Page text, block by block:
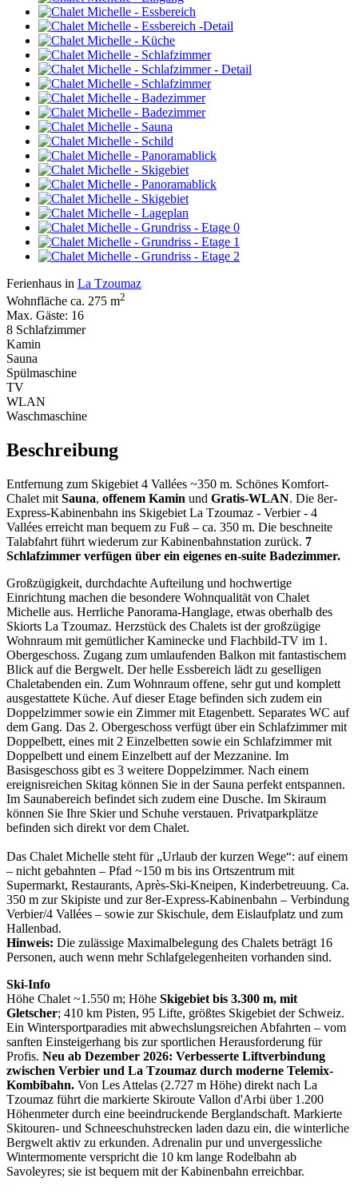
Ferienhaus in La Tzoumaz
Wohnfläche ca. 275 m2
Max. Gäste: 16
8 Schlafzimmer
Kamin
Sauna
Spülmaschine
TV
WLAN
Waschmaschine
Beschreibung
Entfernung zum Skigebiet 4 Vallées ~350 m. Schönes Komfort-
Chalet mit Sauna, offenem Kamin und Gratis-WLAN. Die 8er-
Express-Kabinenbahn ins Skigebiet La Tzoumaz - Verbier - 4
Vallées erreicht man bequem zu Fuß – ca. 350 m. Die beschneite
Talabfahrt führt wiederum zur Kabinenbahnstation zurück. 7
Schlafzimmer verfügen über ein eigenes en-suite Badezimmer.
Großzügigkeit, durchdachte Aufteilung und hochwertige
Einrichtung machen die besondere Wohnqualität von Chalet
Michelle aus. Herrliche Panorama-Hanglage, etwas oberhalb des
Skiorts La Tzoumaz. Herzstück des Chalets ist der großzügige
Wohnraum mit gemütlicher Kaminecke und Flachbild-TV im 1.
Obergeschoss. Zugang zum umlaufenden Balkon mit fantastischem
Blick auf die Bergwelt. Der helle Essbereich lädt zu geselligen
Chaletabenden ein. Zum Wohnraum offene, sehr gut und komplett
ausgestattete Küche. Auf dieser Etage befinden sich zudem ein
Doppelzimmer sowie ein Zimmer mit Etagenbett. Separates WC auf
dem Gang. Das 2. Obergeschoss verfügt über ein Schlafzimmer mit
Doppelbett, eines mit 2 Einzelbetten sowie ein Schlafzimmer mit
Doppelbett und einem Einzelbett auf der Mezzanine. Im
Basisgeschoss gibt es 3 weitere Doppelzimmer. Nach einem
ereignisreichen Skitag können Sie in der Sauna perfekt entspannen.
Im Saunabereich befindet sich zudem eine Dusche. Im Skiraum
können Sie Ihre Skier und Schuhe verstauen. Privatparkplätze
befinden sich direkt vor dem Chalet.
Das Chalet Michelle steht für „Urlaub der kurzen Wege“: auf einem
– nicht gebahnten – Pfad ~150 m bis ins Ortszentrum mit
Supermarkt, Restaurants, Après-Ski-Kneipen, Kinderbetreuung. Ca.
350 m zur Skipiste und zur 8er-Express-Kabinenbahn – Verbindung
Verbier/4 Vallées – sowie zur Skischule, dem Eislaufplatz und zum
Hallenbad.
Hinweis: Die zulässige Maximalbelegung des Chalets beträgt 16
Personen, auch wenn mehr Schlafgelegenheiten vorhanden sind.
Ski-Info
Höhe Chalet ~1.550 m; Höhe Skigebiet bis 3.300 m, mit
Gletscher; 410 km Pisten, 95 Lifte, größtes Skigebiet der Schweiz.
Ein Wintersportparadies mit abwechslungsreichen Abfahrten – vom
sanften Einsteigerhang bis zur sportlichen Herausforderung für
Profis. Neu ab Dezember 2026: Verbesserte Liftverbindung
zwischen Verbier und La Tzoumaz durch moderne Telemix-
Kombibahn. Von Les Attelas (2.727 m Höhe) direkt nach La
Tzoumaz führt die markierte Skiroute Vallon d'Arbi über 1.200
Höhenmeter durch eine beeindruckende Berglandschaft. Markierte
Skitouren- und Schneeschuhstrecken laden dazu ein, die winterliche
Bergwelt aktiv zu erkunden. Adrenalin pur und unvergessliche
Wintermomente verspricht die 10 km lange Rodelbahn ab
Savoleyres; sie ist bequem mit der Kabinenbahn erreichbar.